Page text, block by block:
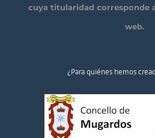
cuya titularidad corresponde
web.
¿Para quiénes hemos